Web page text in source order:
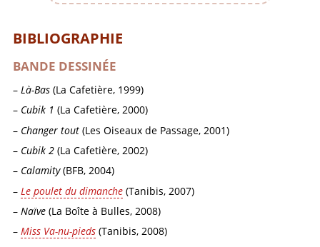
BIBLIOGRAPHIE
BANDE DESSINÉE
Là-Bas (La Cafetière, 1999)
Cubik 1 (La Cafetière, 2000)
Changer tout (Les Oiseaux de Passage, 2001)
Cubik 2 (La Cafetière, 2002)
Calamity(BFB, 2004)
Le poulet du dimanche (Tanibis, 2007)
Naïve (La Boîte à Bulles, 2008)
Miss Va-nu-pieds (Tanibis, 2008)